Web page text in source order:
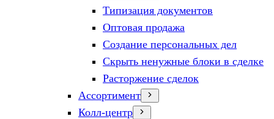
Типизация документов
Оптовая продажа
Создание персональных дел
Скрыть ненужные блоки в сделке
Расторжение сделок
Ассортимент
Колл-центр